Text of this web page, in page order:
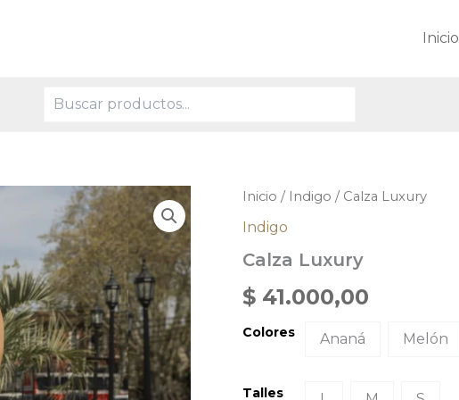
Inicio
Inicio / Indigo / Calza Luxury
Indigo
Calza Luxury
$ 41.000,00
Colores Ananá Melón
Talles
Calza
cantidad